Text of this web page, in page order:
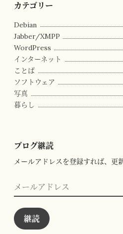
カテゴリー
Debian
Jabber/XMPP
WordPress
インターネット
ことば
ソフトウェア
写真
暮らし
ブログ継読
メールアドレスを登録すれば、更
メ
ー
ル
ア
ド
レ
継読